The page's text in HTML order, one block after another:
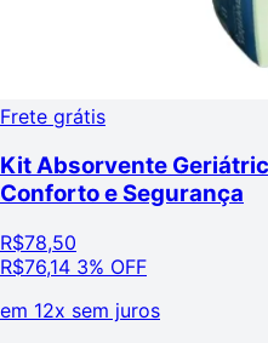
Frete grátis
Kit Absorvente
Conforto e Segurança
R$78,50
R$76,14 3% OFF
em 12x sem juros